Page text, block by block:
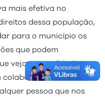
mais efetiva no
dessa população,
para o município os
que podem
vejam a realidade
“Estamos à
pessoa que nos